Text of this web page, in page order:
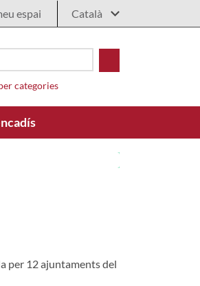
espai
categories
per 12 ajuntaments del